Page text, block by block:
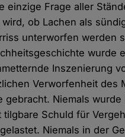
einzige Frage aller
ob Lachen als
unterworfen werden
wurde
Inszenierung
Verworfenheit des
gebracht. Niemals
tilgbare Schuld für
Niemals in der